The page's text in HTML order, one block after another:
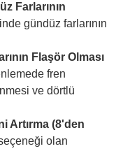
Farlarının
gündüz farlarının
Flaşör Olması
fren
ve dörtlü
Artırma (8'den
olan